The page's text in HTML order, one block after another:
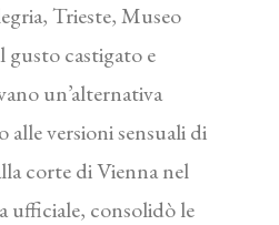
Trieste, Museo
gusto castigato e
un’alternativa
alle versioni sensuali di
corte di Vienna nel
ufficiale, consolidò le